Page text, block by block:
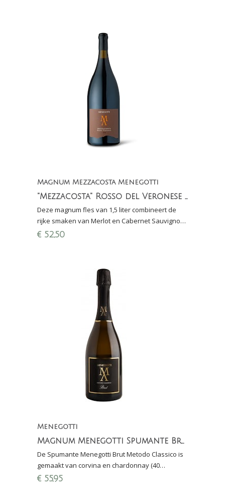
Magnum Mezzacosta Menegotti
"Mezzacosta" Rosso del Veronese IGT
Deze magnum fles van 1,5 liter combineert de
rijke smaken van Merlot en Cabernet Sauvignon,
met intense fruitige en kruidige tonen en een
€ 52,50
Menegotti
Magnum Menegotti Spumante Brut - Metodo Classico (40 maanden sur lie)
De Spumante Menegotti Brut Metodo Classico is
gemaakt van corvina en chardonnay (40
maanden sur lie): fijne mousse, fraaie zuren, fruit
€ 55,95